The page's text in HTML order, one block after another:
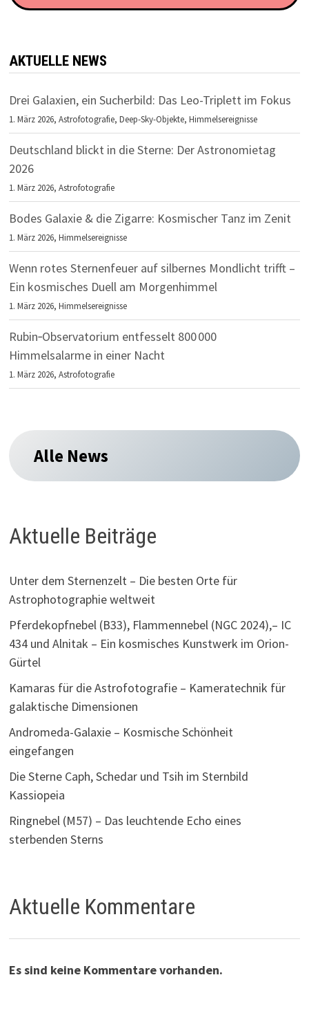
AKTUELLE NEWS
Drei Galaxien, ein Sucherbild: Das Leo-Triplett im Fokus
1. März 2026,Astrofotografie,Deep-Sky-Objekte,Himmelsereignisse
Deutschland blickt in die Sterne: Der Astronomietag
2026
1. März 2026,Astrofotografie
Bodes Galaxie & die Zigarre: Kosmischer Tanz im Zenit
1. März 2026,Himmelsereignisse
Wenn rotes Sternenfeuer auf silbernes Mondlicht trifft –
Ein kosmisches Duell am Morgenhimmel
1. März 2026,Himmelsereignisse
Rubin‑Observatorium entfesselt 800 000
Himmelsalarme in einer Nacht
1. März 2026,Astrofotografie
Alle News
Aktuelle Beiträge
Unter dem Sternenzelt – Die besten Orte für
Astrophotographie weltweit
Pferdekopfnebel (B33), Flammennebel (NGC 2024),– IC
434 und Alnitak – Ein kosmisches Kunstwerk im Orion-
Gürtel
Kamaras für die Astrofotografie – Kameratechnik für
galaktische Dimensionen
Andromeda-Galaxie – Kosmische Schönheit
eingefangen
Die Sterne Caph, Schedar und Tsih im Sternbild
Kassiopeia
Ringnebel (M57) – Das leuchtende Echo eines
sterbenden Sterns
Aktuelle Kommentare
Es sind keine Kommentare vorhanden.